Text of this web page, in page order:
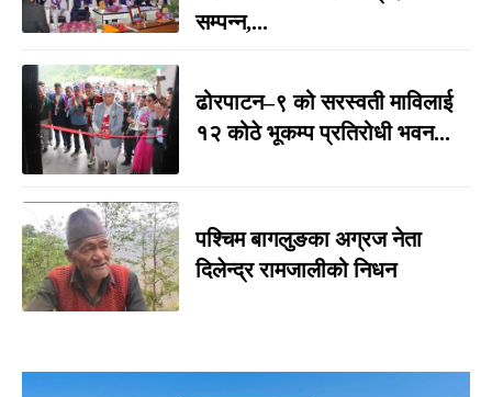
सम्पन्न,...
ढोरपाटन–९ को सरस्वती माविलाई
१२ कोठे भूकम्प प्रतिरोधी भवन...
पश्चिम बागलुङका अग्रज नेता
दिलेन्द्र रामजालीको निधन